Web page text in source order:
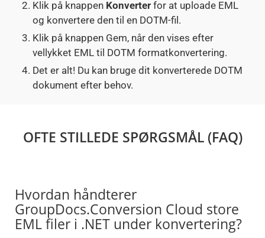
Klik på knappen Konverter for at uploade EML
og konvertere den til en DOTM-fil.
Klik på knappen Gem, når den vises efter
vellykket EML til DOTM formatkonvertering.
Det er alt! Du kan bruge dit konverterede DOTM
dokument efter behov.
OFTE STILLEDE SPØRGSMÅL (FAQ)
Hvordan håndterer
GroupDocs.Conversion Cloud store
EML filer i .NET under konvertering?